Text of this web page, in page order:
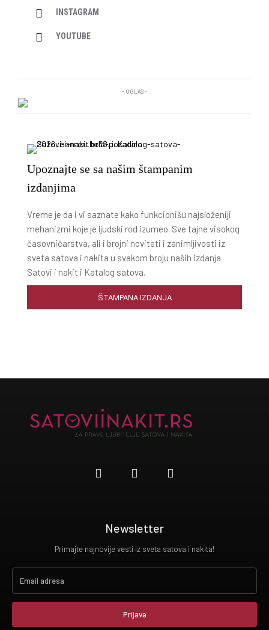
INSTAGRAM
YOUTUBE
- OGLAS -
Upoznajte se sa našim štampanim
izdanjima
Vreme je da i vi saznate kako funkcionišu najsloženiji
mehanizmi koje je ljudski rod izumeo. Sve tajne visokog
časovničarstva, ali i brojni noviteti i zanimljivosti iz
sveta satova i nakita u svakom broju naših izdanja
Satovi i nakit i Katalog satova.
ŠTAMPANA IZDANJA
Newsletter
Primajte najnovije vesti iz sveta satova i nakita!
Prijava